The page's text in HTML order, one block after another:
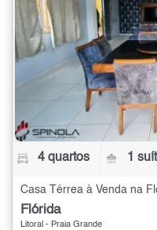
4 quartos 1
Casa Térrea à Venda na
Flórida
Litoral - Praia Grande